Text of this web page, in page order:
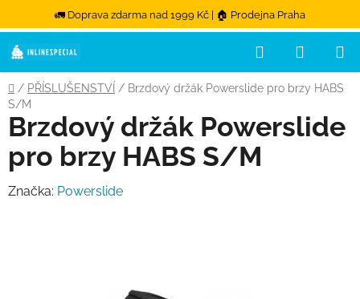
🚛 Doprava zdarma nad 1999 Kč | 🏠 Prodejna Praha
Přejít na obsah
Hledat
Domů
/ PŘÍSLUŠENSTVÍ / Brzdový držák Powerslide pro brzy HABS
S/M
Brzdový držák Powerslide
pro brzy HABS S/M
Značka: Powerslide